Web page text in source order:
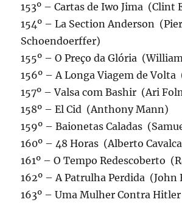
153º – Cartas de Iwo Jima (Clint
154º – La Section Anderson
Schoendoerffer)
155º – O Preço da Glória
156º – A Longa Viagem de Volta
157º – Valsa com Bashir (Ari
158º – El Cid (Anthony Mann)
159º – Baionetas Caladas
160º – 48 Horas (Alberto
161º – O Tempo Redescoberto
162º – A Patrulha Perdida (John
163º – Uma Mulher Contra